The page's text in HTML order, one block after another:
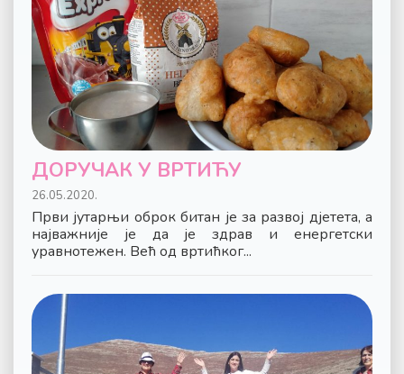
ДОРУЧАК У ВРТИЋУ
26.05.2020.
Први јутарњи оброк битан је за развој дјетета, а
најважније је да је здрав и енергетски
уравнотежен. Већ од вртићког...